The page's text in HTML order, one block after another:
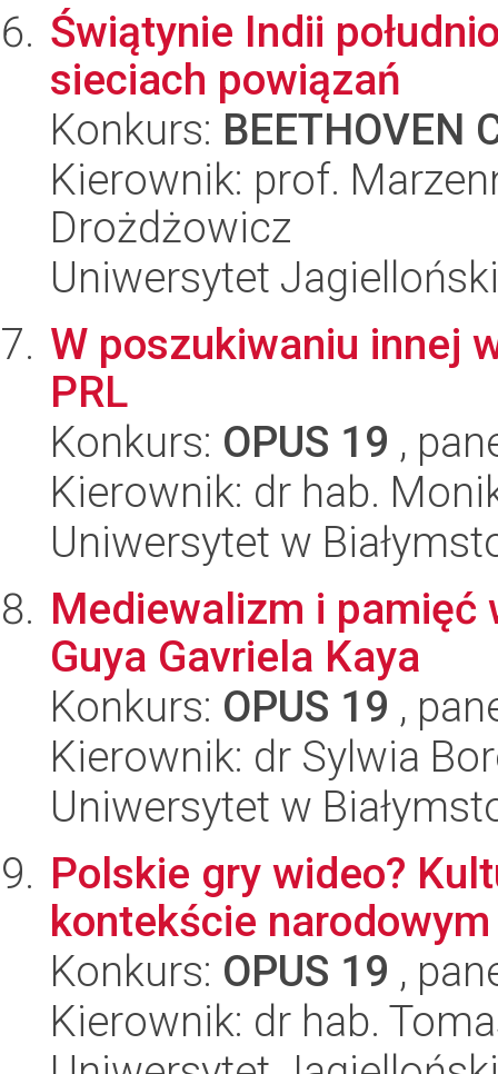
Świątynie Indii
sieciach powiązań
Konkurs: BEETHOVEN
Kierownik: prof.
Drożdżowicz
Uniwersytet
W poszukiwaniu innej
PRL
Konkurs: OPUS 19 ,
Kierownik: dr hab.
Uniwersytet w
Mediewalizm i
Guya Gavriela Kaya
Konkurs: OPUS 19 ,
Kierownik: dr Sylwia
Uniwersytet w
Polskie gry wideo?
kontekście narodowym
Konkurs: OPUS 19 ,
Kierownik: dr hab.